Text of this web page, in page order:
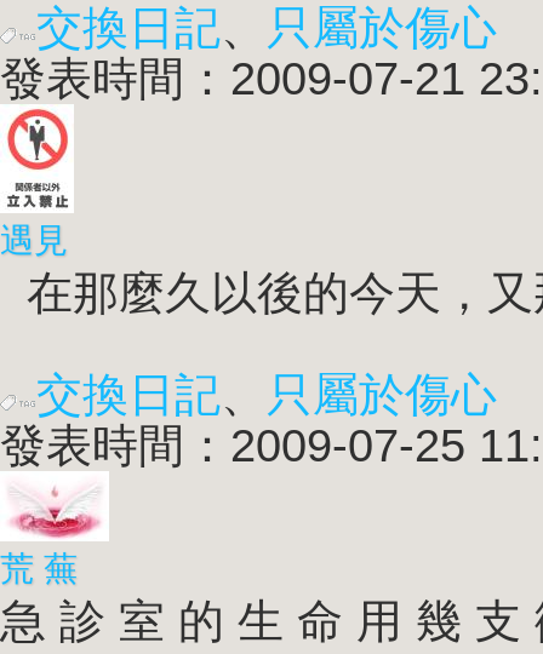
交換日記、
只屬於傷心
發表時間：2009-07-21
遇見
在那麼久以後的今天，
交換日記、
只屬於傷心
發表時間：2009-07-25
荒 蕪
急 診 室 的 生 命 用 幾 支